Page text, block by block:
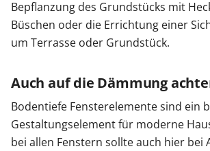
Bepflanzung des Grundstücks mit
Büschen oder die Errichtung einer
um Terrasse oder Grundstück.
Auch auf die Dämmung
Bodentiefe Fensterelemente sind ein
Gestaltungselement für moderne
bei allen Fenstern sollte auch hier bei